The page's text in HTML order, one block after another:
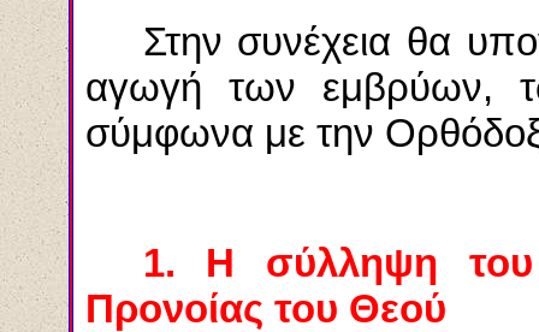
Στην συνέχεια θα
αγωγή των εμβρύων,
σύμφωνα με την
1. Η σύλληψη του
Προνοίας του Θεού